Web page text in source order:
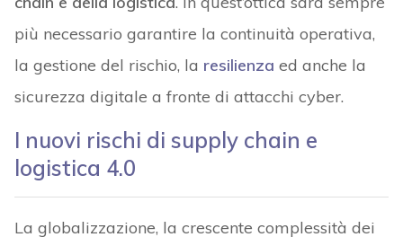
più necessario garantire la continuità operativa,
la gestione del rischio, la resilienza ed anche la
sicurezza digitale a fronte di attacchi cyber.
I nuovi rischi di supply chain e
logistica 4.0
La globalizzazione, la crescente complessità dei